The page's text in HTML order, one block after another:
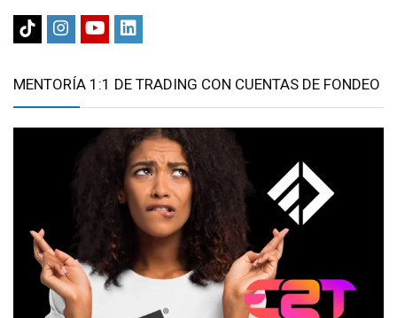
MENTORÍA 1:1 DE TRADING CON CUENTAS DE FONDEO